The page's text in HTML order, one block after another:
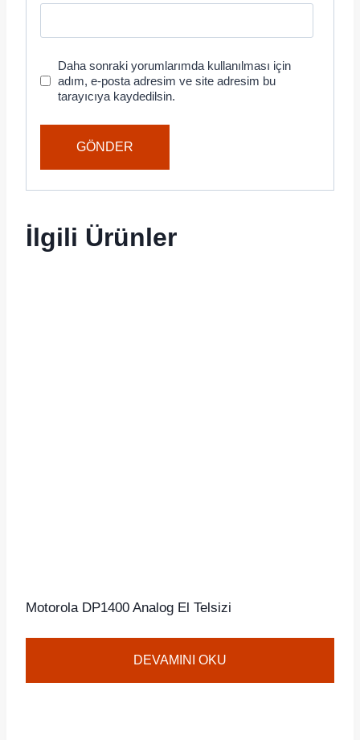
Daha sonraki yorumlarımda kullanılması için
adım, e-posta adresim ve site adresim bu
tarayıcıya kaydedilsin.
İlgili Ürünler
Motorola DP1400 Analog El Telsizi
DEVAMINI OKU